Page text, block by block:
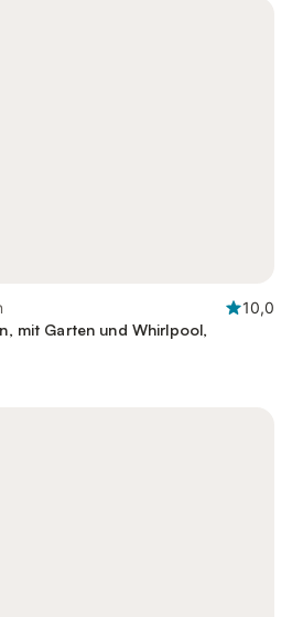
10,0
mit Garten und Whirlpool,